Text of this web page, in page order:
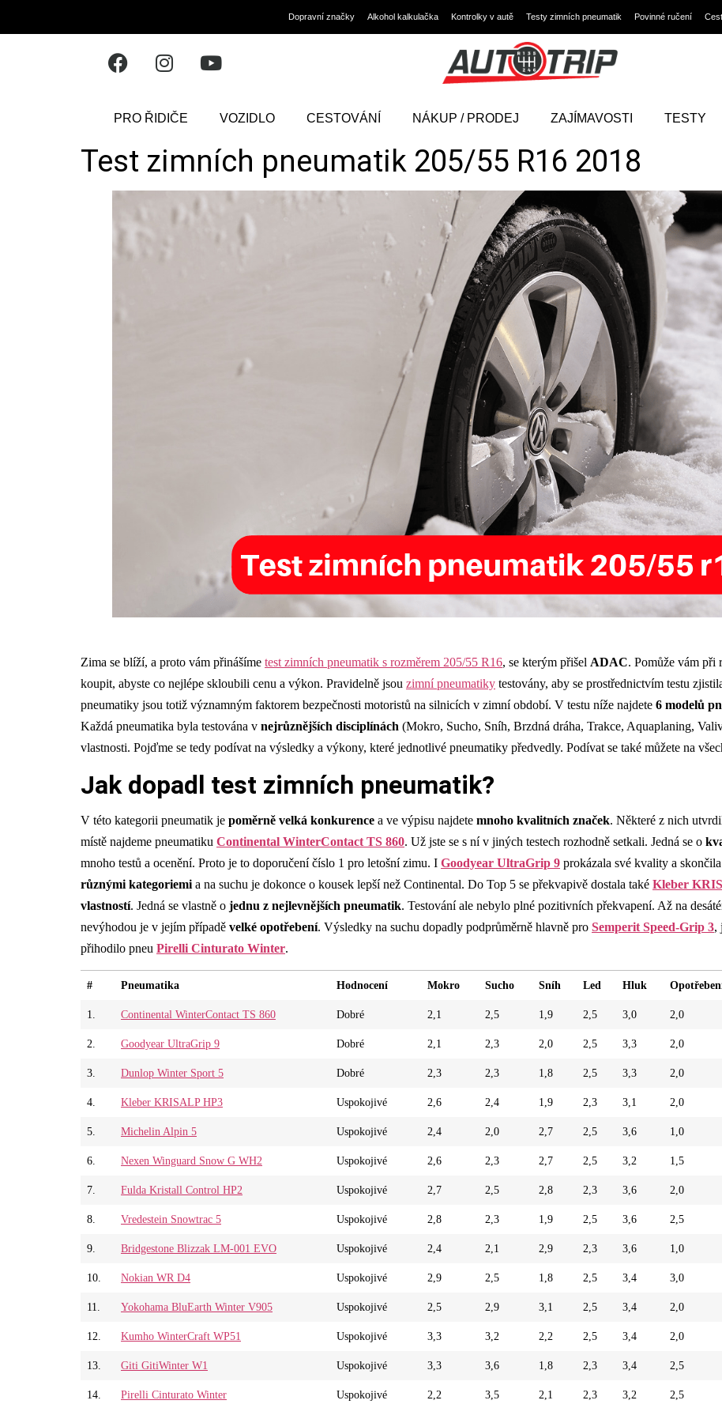
Dopravní značky Alkohol kalkulačka Kontrolky v autě Testy zimních pneumatik Povinné ručení
PRO ŘIDIČE VOZIDLO CESTOVÁNÍ NÁKUP / PRODEJ ZAJÍMAVOSTI TESTY
Test zimních pneumatik 205/55 R16 2018
Zima se blíží, a proto vám přinášíme test zimních pneumatik s rozměrem 205/55 R16, se kterým přišel ADAC. Pomůže vám při
koupit, abyste co nejlépe skloubili cenu a výkon. Pravidelně jsou zimní pneumatiky testovány, aby se prostřednictvím testu
pneumatiky jsou totiž významným faktorem bezpečnosti motoristů na silnicích v zimní období. V testu níže najdete 6 modelů
Každá pneumatika byla testována v nejrůznějších disciplínách (Mokro, Sucho, Sníh, Brzdná dráha, Trakce, Aquaplaning,
vlastnosti. Pojďme se tedy podívat na výsledky a výkony, které jednotlivé pneumatiky předvedly. Podívat se také můžete na
Jak dopadl test zimních pneumatik?
V této kategorii pneumatik je poměrně velká konkurence a ve výpisu najdete mnoho kvalitních značek. Některé z nich
místě najdeme pneumatiku Continental WinterContact TS 860. Už jste se s ní v jiných testech rozhodně setkali. Jedná se o
mnoho testů a ocenění. Proto je to doporučení číslo 1 pro letošní zimu. I Goodyear UltraGrip 9 prokázala své kvality a
různými kategoriemi a na suchu je dokonce o kousek lepší než Continental. Do Top 5 se překvapivě dostala také Kleber
vlastností. Jedná se vlastně o jednu z nejlevnějších pneumatik. Testování ale nebylo plné pozitivních překvapení. Až na
nevýhodou je v jejím případě velké opotřebení. Výsledky na suchu dopadly podprůměrně hlavně pro Semperit Speed-Grip 3,
přihodilo pneu Pirelli Cinturato Winter.
# Pneumatika Hodnocení Mokro Sucho Sníh Led Hluk
1. Continental WinterContact TS 860 Dobré 2,1 2,5 1,9 2,5 3,0 2,0
2. Goodyear UltraGrip 9 Dobré 2,1 2,3 2,0 2,5 3,3 2,0
3. Dunlop Winter Sport 5 Dobré 2,3 2,3 1,8 2,5 3,3 2,0
4. Kleber KRISALP HP3 Uspokojivé 2,6 2,4 1,9 2,3 3,1 2,0
5. Michelin Alpin 5 Uspokojivé 2,4 2,0 2,7 2,5 3,6 1,0
6. Nexen Winguard Snow G WH2 Uspokojivé 2,6 2,3 2,7 2,5 3,2 1,5
7. Fulda Kristall Control HP2 Uspokojivé 2,7 2,5 2,8 2,3 3,6 2,0
8. Vredestein Snowtrac 5 Uspokojivé 2,8 2,3 1,9 2,5 3,6 2,5
9. Bridgestone Blizzak LM-001 EVO Uspokojivé 2,4 2,1 2,9 2,3 3,6 1,0
10. Nokian WR D4 Uspokojivé 2,9 2,5 1,8 2,5 3,4 3,0
11. Yokohama BluEarth Winter V905 Uspokojivé 2,5 2,9 3,1 2,5 3,4 2,0
12. Kumho WinterCraft WP51 Uspokojivé 3,3 3,2 2,2 2,5 3,4 2,0
13. Giti GitiWinter W1 Uspokojivé 3,3 3,6 1,8 2,3 3,4 2,5
14. Pirelli Cinturato Winter Uspokojivé 2,2 3,5 2,1 2,3 3,2 2,5